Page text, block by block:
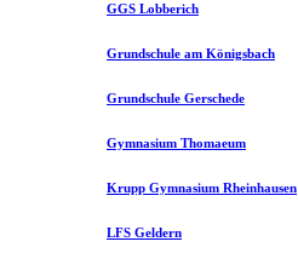
GGS Lobberich
Grundschule am Königsbach
Grundschule Gerschede
Gymnasium Thomaeum
Krupp Gymnasium Rheinhausen
LFS Geldern